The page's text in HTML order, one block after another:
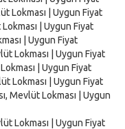
Lokması | Uygun Fiyat
| Uygun Fiyat
| Uygun Fiyat
Lokması | Uygun Fiyat
| Uygun Fiyat
Lokması | Uygun Fiyat
Mevlüt Lokması | Uygun
Lokması | Uygun Fiyat